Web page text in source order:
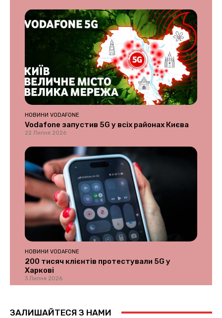
НОВИНИ VODAFONE
Vodafone запустив 5G у всіх районах Києва
22 Липня 2026
НОВИНИ VODAFONE
200 тисяч клієнтів протестували 5G у
Харкові
3 Липня 2026
ЗАЛИШАЙТЕСЯ З НАМИ